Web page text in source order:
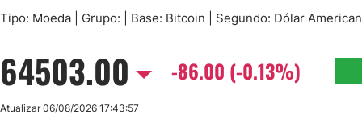
Mesa proprietária
Preço do café
Ouro
Todas as commodities
Indices
Tipo: Moeda | Grupo: | Base: Bitcoin | Segundo: Dólar
64503.00 -86.00 (-0.13%)
Atualizar 06/08/2026 17:43:57